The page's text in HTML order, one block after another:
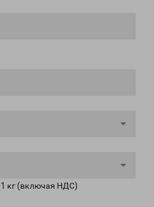
1 кг (включая НДС)